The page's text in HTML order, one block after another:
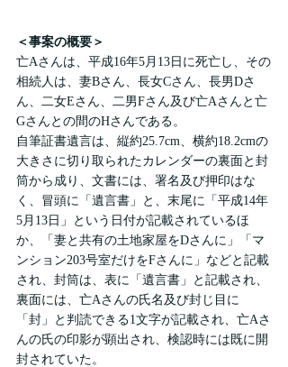
＜事案の概要＞
亡Aさんは、平成16年5月13日に死亡し、その
相続人は、妻Bさん、長女Cさん、長男Dさ
ん、二女Eさん、二男Fさん及び亡Aさんと亡
Gさんとの間のHさんである。
自筆証書遺言は、縦約25.7cm、横約18.2cmの
大きさに切り取られたカレンダーの裏面と封
筒から成り、文書には、署名及び押印はな
く、冒頭に「遺言書」と、末尾に「平成14年
5月13日」という日付が記載されているほ
か、「妻と共有の土地家屋をDさんに」「マ
ンション203号室だけをFさんに」などと記載
され、封筒は、表に「遺言書」と記載され、
裏面には、亡Aさんの氏名及び封じ目に
「封」と判読できる1文字が記載され、亡Aさ
んの氏の印影が顕出され、検認時には既に開
封されていた。